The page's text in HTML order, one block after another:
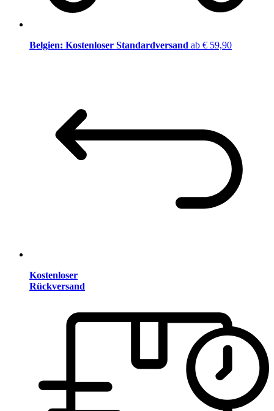
Belgien: Kostenloser Standardversand ab € 59,90
Kostenloser
Rückversand